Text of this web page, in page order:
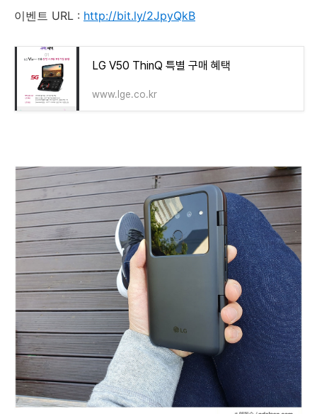
이벤트 URL : http://bit.ly/2JpyQkB
LG V50 ThinQ 특별 구매 혜택
www.lge.co.kr